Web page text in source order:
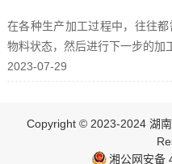
在各种生产加工过程中，往往
物料状态，然后进行下一步的加
2023-07-29
Copyright © 2023-2024 湖
湘公网安备